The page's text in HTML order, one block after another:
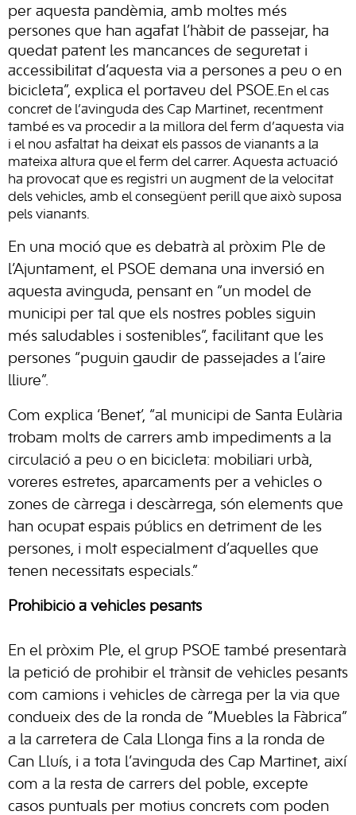
per aquesta pandèmia, amb moltes més
persones que han agafat l’hàbit de passejar, ha
quedat patent les mancances de seguretat i
accessibilitat d’aquesta via a persones a peu o en
bicicleta”, explica el portaveu del PSOE.En el cas
concret de l’avinguda des Cap Martinet, recentment
també es va procedir a la millora del ferm d’aquesta via
i el nou asfaltat ha deixat els passos de vianants a la
mateixa altura que el ferm del carrer. Aquesta actuació
ha provocat que es registri un augment de la velocitat
dels vehicles, amb el consegüent perill que això suposa
pels vianants.
En una moció que es debatrà al pròxim Ple de
l’Ajuntament, el PSOE demana una inversió en
aquesta avinguda, pensant en “un model de
municipi per tal que els nostres pobles siguin
més saludables i sostenibles”, facilitant que les
persones “puguin gaudir de passejades a l’aire
lliure”.
Com explica ‘Benet’, “al municipi de Santa Eulària
trobam molts de carrers amb impediments a la
circulació a peu o en bicicleta: mobiliari urbà,
voreres estretes, aparcaments per a vehicles o
zones de càrrega i descàrrega, són elements que
han ocupat espais públics en detriment de les
persones, i molt especialment d’aquelles que
tenen necessitats especials.”
Prohibició a vehicles pesants
En el pròxim Ple, el grup PSOE també presentarà
la petició de prohibir el trànsit de vehicles pesants
com camions i vehicles de càrrega per la via que
condueix des de la ronda de “Muebles la Fàbrica”
a la carretera de Cala Llonga fins a la ronda de
Can Lluís, i a tota l’avinguda des Cap Martinet, així
com a la resta de carrers del poble, excepte
casos puntuals per motius concrets com poden